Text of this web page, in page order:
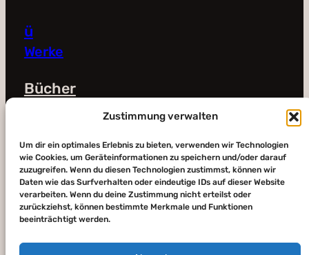
Zustimmung verwalten
Um dir ein optimales Erlebnis zu bieten, verwenden wir Technologien
wie Cookies, um Geräteinformationen zu speichern und/oder darauf
zuzugreifen. Wenn du diesen Technologien zustimmst, können wir
Daten wie das Surfverhalten oder eindeutige IDs auf dieser Website
verarbeiten. Wenn du deine Zustimmung nicht erteilst oder
zurückziehst, können bestimmte Merkmale und Funktionen
beeinträchtigt werden.
ü
Werke
Bücher
Bald verfügbar
Shop
Galerie
Impressum und Datenschutz